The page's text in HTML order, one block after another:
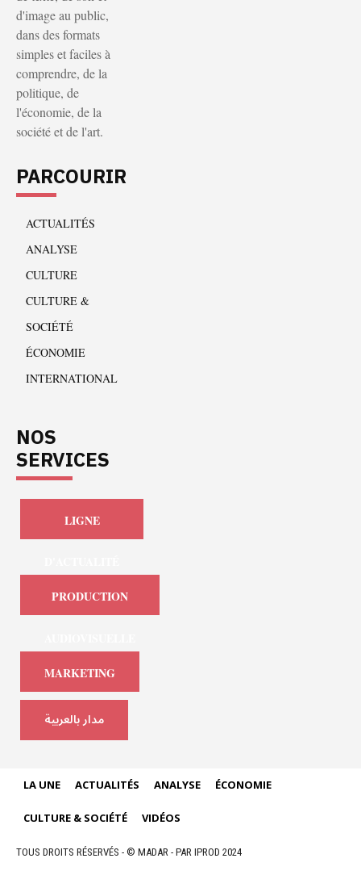
d'image au public,
dans des formats
simples et faciles à
comprendre, de la
politique, de
l'économie, de la
société et de l'art.
PARCOURIR
ACTUALITÉS
ANALYSE
CULTURE
CULTURE &
SOCIÉTÉ
ÉCONOMIE
INTERNATIONAL
NOS
SERVICES
LIGNE
PRODUCTION
MARKETING
مدار بالعربية
LA UNE ACTUALITÉS ANALYSE ÉCONOMIE
CULTURE & SOCIÉTÉ VIDÉOS
TOUS DROITS RÉSERVÉS - © MADAR - PAR IPROD 2024